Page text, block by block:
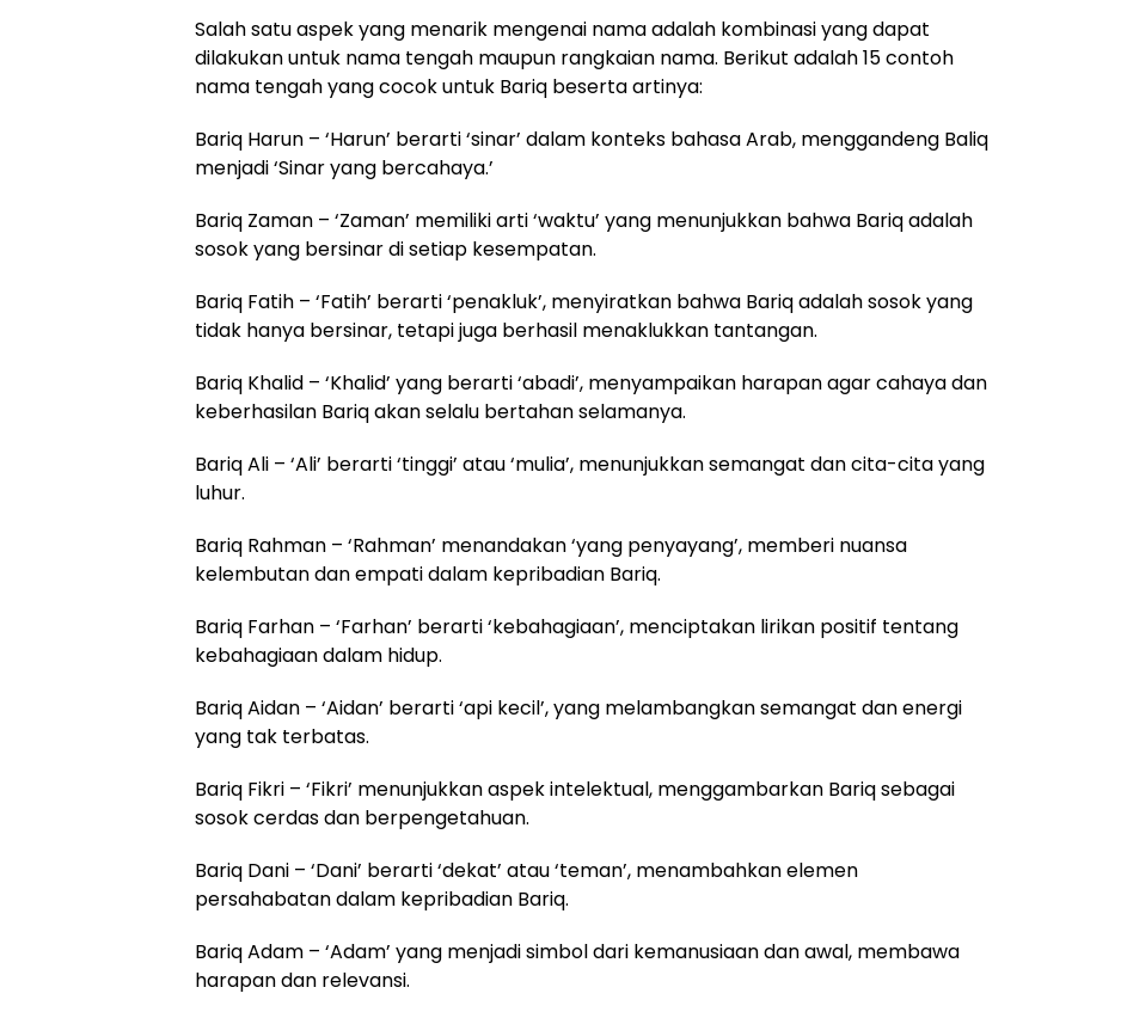
Salah satu aspek yang menarik mengenai nama adalah kombinasi yang dapat
dilakukan untuk nama tengah maupun rangkaian nama. Berikut adalah 15 contoh
nama tengah yang cocok untuk Bariq beserta artinya:
Bariq Harun – ‘Harun’ berarti ‘sinar’ dalam konteks bahasa Arab, menggandeng Baliq
menjadi ‘Sinar yang bercahaya.’
Bariq Zaman – ‘Zaman’ memiliki arti ‘waktu’ yang menunjukkan bahwa Bariq adalah
sosok yang bersinar di setiap kesempatan.
Bariq Fatih – ‘Fatih’ berarti ‘penakluk’, menyiratkan bahwa Bariq adalah sosok yang
tidak hanya bersinar, tetapi juga berhasil menaklukkan tantangan.
Bariq Khalid – ‘Khalid’ yang berarti ‘abadi’, menyampaikan harapan agar cahaya dan
keberhasilan Bariq akan selalu bertahan selamanya.
Bariq Ali – ‘Ali’ berarti ‘tinggi’ atau ‘mulia’, menunjukkan semangat dan cita-cita yang
luhur.
Bariq Rahman – ‘Rahman’ menandakan ‘yang penyayang’, memberi nuansa
kelembutan dan empati dalam kepribadian Bariq.
Bariq Farhan – ‘Farhan’ berarti ‘kebahagiaan’, menciptakan lirikan positif tentang
kebahagiaan dalam hidup.
Bariq Aidan – ‘Aidan’ berarti ‘api kecil’, yang melambangkan semangat dan energi
yang tak terbatas.
Bariq Fikri – ‘Fikri’ menunjukkan aspek intelektual, menggambarkan Bariq sebagai
sosok cerdas dan berpengetahuan.
Bariq Dani – ‘Dani’ berarti ‘dekat’ atau ‘teman’, menambahkan elemen
persahabatan dalam kepribadian Bariq.
Bariq Adam – ‘Adam’ yang menjadi simbol dari kemanusiaan dan awal, membawa
harapan dan relevansi.